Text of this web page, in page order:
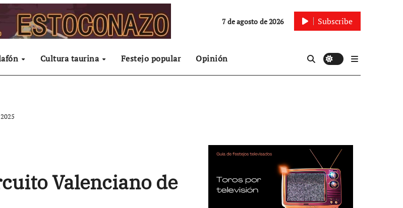
7 de agosto de 2026 Subscribe
Cultura taurina Festejo popular Opinión
Valenciano de